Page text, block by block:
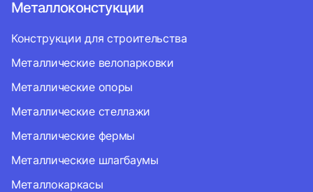
Металлоконстукции
Конструкции для строительства
Металлические велопарковки
Металлические опоры
Металлические стеллажи
Металлические фермы
Металлические шлагбаумы
Металлокаркасы